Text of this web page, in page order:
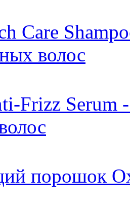
Care
волос
Frizz Serum
порошок